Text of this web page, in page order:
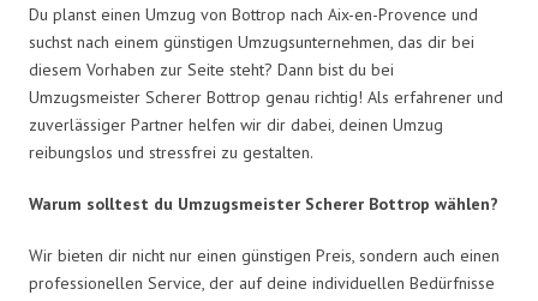
Du planst einen Umzug von Bottrop nach Aix-en-Provence und
suchst nach einem günstigen Umzugsunternehmen, das dir bei
diesem Vorhaben zur Seite steht? Dann bist du bei
Umzugsmeister Scherer Bottrop genau richtig! Als erfahrener und
zuverlässiger Partner helfen wir dir dabei, deinen Umzug
reibungslos und stressfrei zu gestalten.
Warum solltest du Umzugsmeister Scherer Bottrop wählen?
Wir bieten dir nicht nur einen günstigen Preis, sondern auch einen
professionellen Service, der auf deine individuellen Bedürfnisse